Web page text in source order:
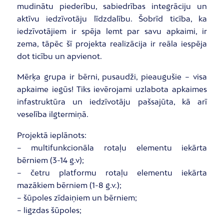
mudinātu piederību, sabiedrības integrāciju un
aktīvu iedzīvotāju līdzdalību. Šobrīd ticība, ka
iedzīvotājiem ir spēja lemt par savu apkaimi, ir
zema, tāpēc šī projekta realizācija ir reāla iespēja
dot ticību un apvienot.
Mērķa grupa ir bērni, pusaudži, pieaugušie – visa
apkaime iegūs! Tiks ievērojami uzlabota apkaimes
infastruktūra un iedzīvotāju pašsajūta, kā arī
veselība ilgtermiņā.
Projektā ieplānots:
– multifunkcionāla rotaļu elementu iekārta
bērniem (3-14 g.v);
– četru platformu rotaļu elementu iekārta
mazākiem bērniem (1-8 g.v.);
– šūpoles zīdaiņiem un bērniem;
– ligzdas šūpoles;